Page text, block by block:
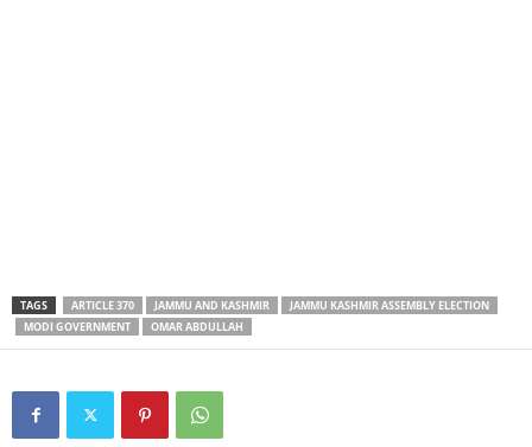
TAGS ARTICLE 370 JAMMU AND KASHMIR
JAMMU KASHMIR ASSEMBLY ELECTION
MODI GOVERNMENT
OMAR ABDULLAH